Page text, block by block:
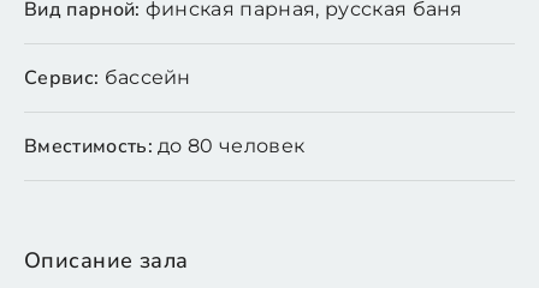
Вид парной: финская парная, русская баня
Сервис: бассейн
Вместимость: до 80 человек
Описание зала